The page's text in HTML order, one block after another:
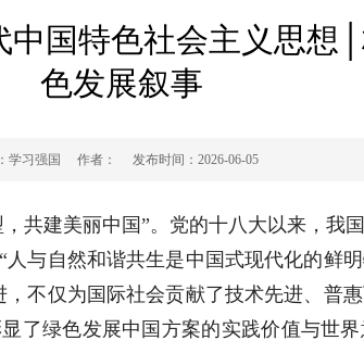
国特色社会主义思想
色发展叙事
学习强国 作者： 发布时间： 2026-06-05
共建美丽中国”。党的十八大以来，我
与自然和谐共生是中国式现代化的鲜
不仅为国际社会贡献了技术先进、普
了绿色发展中国方案的实践价值与世